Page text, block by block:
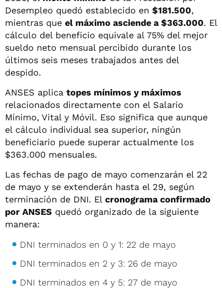
Desempleo quedó establecido en $181.500,
mientras que el máximo asciende a $363.000. El
cálculo del beneficio equivale al 75% del mejor
sueldo neto mensual percibido durante los
últimos seis meses trabajados antes del
despido.
ANSES aplica topes mínimos y máximos
relacionados directamente con el Salario
Mínimo, Vital y Móvil. Eso significa que aunque
el cálculo individual sea superior, ningún
beneficiario puede superar actualmente los
$363.000 mensuales.
Las fechas de pago de mayo comenzarán el 22
de mayo y se extenderán hasta el 29, según
terminación de DNI. El cronograma confirmado
por ANSES quedó organizado de la siguiente
manera:
DNI terminados en 0 y 1: 22 de mayo
DNI terminados en 2 y 3: 26 de mayo
DNI terminados en 4 y 5: 27 de mayo